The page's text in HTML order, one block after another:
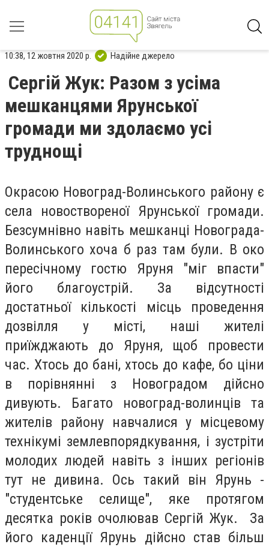
10:38, 12 жовтня 2020 р. Надійне джерело
Сергій Жук: Разом з усіма
мешканцями Ярунської
громади ми здолаємо усі
труднощі
Окрасою Новоград-Волинського району є
села новоствореної Ярунської громади.
Безсумнівно навіть мешканці Новограда-
Волинського хоча б раз там були. В око
пересічному гостю Яруня "міг впасти"
його благоустрій. За відсутності
достатньої кількості місць проведення
дозвілля у місті, наші жителі
приїжджають до Яруня, щоб провести
час. Хтось до бані, хтось до кафе, бо ціни
в порівнянні з Новоградом дійсно
дивують. Багато новоград-волинців та
жителів району навчалися у місцевому
технікумі землевпорядкування, і зустріти
молодих людей навіть з інших регіонів
тут не дивина. Ось такий він Ярунь -
"студентське селище", яке протягом
десятка років очолював Сергій Жук. За
його каденції Ярунь дійсно став більш